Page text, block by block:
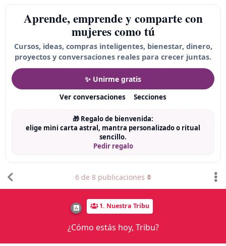
Aprende, emprende y comparte con
mujeres como tú
Cursos, ideas, compras inteligentes, bienestar, dinero,
proyectos y conversaciones reales para crecer juntas.
✨ Unirme gratis
Ver conversaciones Secciones
🎁 Regalo de bienvenida:
elige mini carta astral, mantra personalizado o ritual
sencillo.
Pedir regalo
1. Nuestra Tribu
¿Cómo estás hoy, Tribu?
6de 8publicaciones